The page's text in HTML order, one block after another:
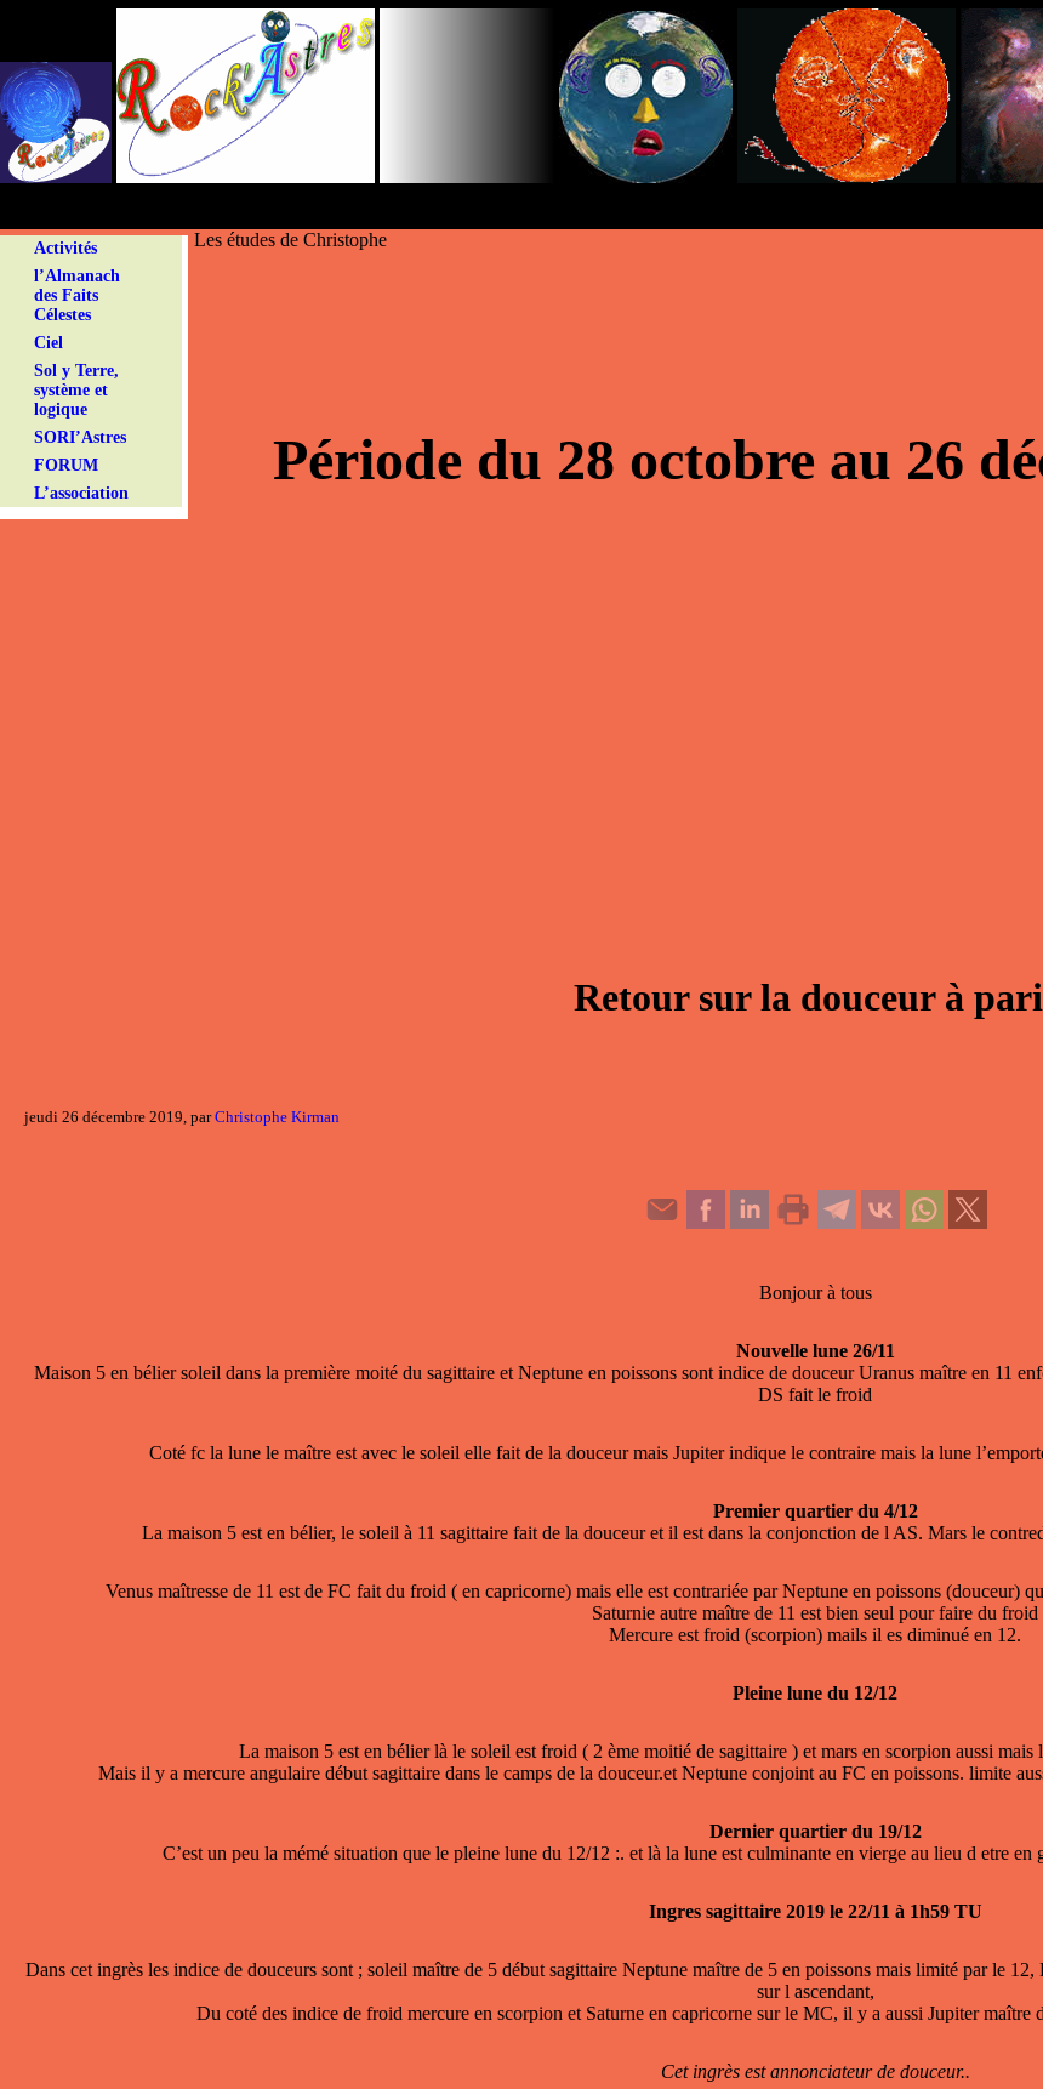
Activités
l’Almanach
des Faits
Célestes
Ciel
Sol y Terre,
système et
logique
SORI’Astres
FORUM
L’association
Les études de Christophe
Période du 28 octobre au 26
Retour sur la douceur à
jeudi 26 décembre 2019, parChristophe Kirman
Bonjour à tous
Nouvelle lune 26/11
Maison 5 en bélier soleil dans la première moité du sagittaire et Neptune en poissons sont indice de douceur Uranus maître en 11
DS fait le froid
Coté fc la lune le maître est avec le soleil elle fait de la douceur mais Jupiter indique le contraire mais la lune
Premier quartier du 4/12
La maison 5 est en bélier, le soleil à 11 sagittaire fait de la douceur et il est dans la conjonction de l AS. Mars le
Venus maîtresse de 11 est de FC fait du froid ( en capricorne) mais elle est contrariée par Neptune en poissons (douceur)
Saturnie autre maître de 11 est bien seul pour faire du froid
Mercure est froid (scorpion) mails il es diminué en 12.
Pleine lune du 12/12
La maison 5 est en bélier là le soleil est froid ( 2 ème moitié de sagittaire ) et mars en scorpion aussi
Mais il y a mercure angulaire début sagittaire dans le camps de la douceur.et Neptune conjoint au FC en poissons. limite
Dernier quartier du 19/12
C’est un peu la mémé situation que le pleine lune du 12/12 :. et là la lune est culminante en vierge au lieu d etre
Ingres sagittaire 2019 le 22/11 à 1h59 TU
Dans cet ingrès les indice de douceurs sont ; soleil maître de 5 début sagittaire Neptune maître de 5 en poissons mais limité par le
sur l ascendant,
Du coté des indice de froid mercure en scorpion et Saturne en capricorne sur le MC, il y a aussi Jupiter
Cet ingrès est annonciateur de douceur..
Panneau de gestion des cookies